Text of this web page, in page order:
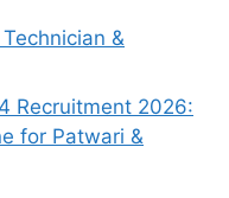
&
Recruitment 2026:
for Patwari &